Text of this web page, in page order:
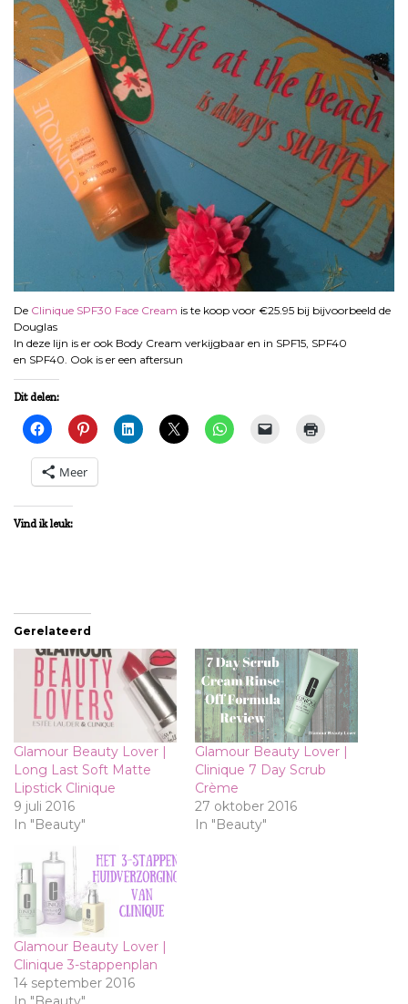
De Clinique SPF30 Face Cream is te koop voor €25.95 bij bijvoorbeeld de
Douglas
In deze lijn is er ook Body Cream verkijgbaar en in SPF15, SPF40
en SPF40. Ook is er een aftersun
Dit delen:
Meer
Vind ik leuk:
Gerelateerd
Glamour Beauty Lover |
Long Last Soft Matte
Lipstick Clinique
9 juli 2016
In "Beauty"
Glamour Beauty Lover |
Clinique 7 Day Scrub
Crème
27 oktober 2016
In "Beauty"
Glamour Beauty Lover |
Clinique 3-stappenplan
14 september 2016